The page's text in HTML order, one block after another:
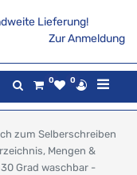
Lieferung!
Zur Anmeldung
0 0
zum Selberschreiben
Mengen &
Grad waschbar -